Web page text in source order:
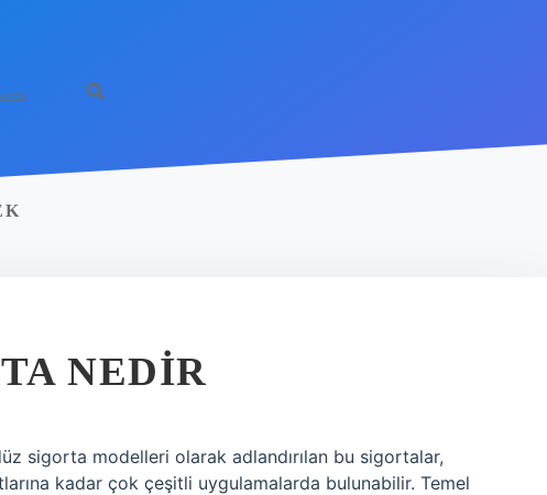
NEDIR
sigorta modelleri olarak adlandırılan bu sigortalar,
kadar çok çeşitli uygulamalarda bulunabilir. Temel